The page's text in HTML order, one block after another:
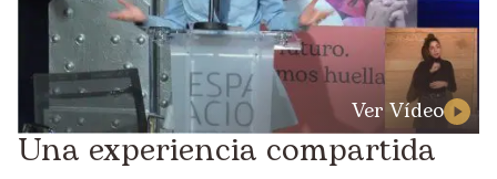
Ver Vídeo
Una experiencia compartida